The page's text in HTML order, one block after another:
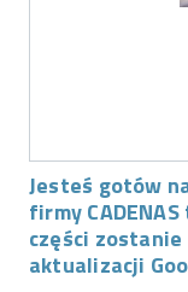
Jesteś gotów
firmy
części
aktualizacji